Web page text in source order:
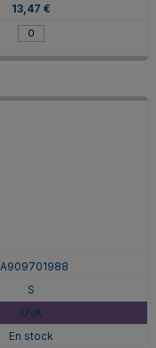
13,47 €
S
UVA
En stock